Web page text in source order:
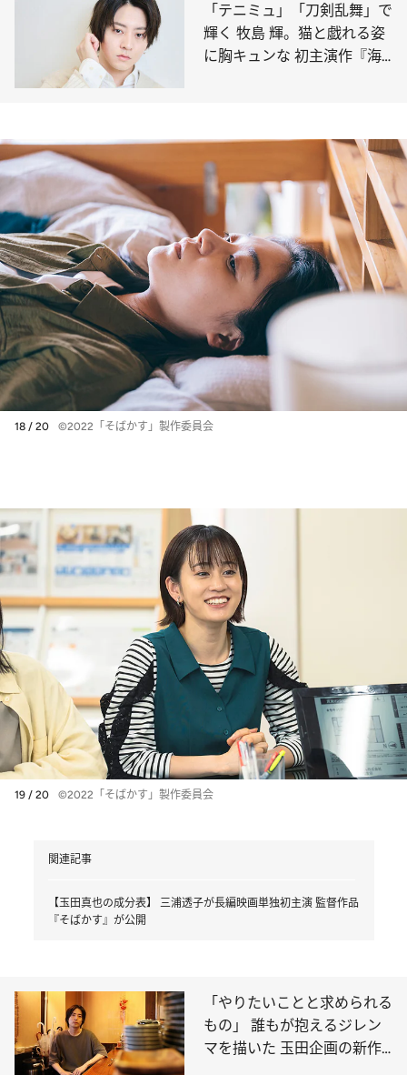
「テニミュ」「刀剣乱舞」で
輝く 牧島 輝。猫と戯れる姿
に胸キュンな 初主演作『海
18 / 20 ©2022「そばかす」製作委員会
19 / 20 ©2022「そばかす」製作委員会
関連記事
【玉田真也の成分表】 三浦透子が長編映画単独初主演 監督作品
『そばかす』が公開
「やりたいことと求められる
もの」 誰もが抱えるジレン
マを描いた 玉田企画の新作